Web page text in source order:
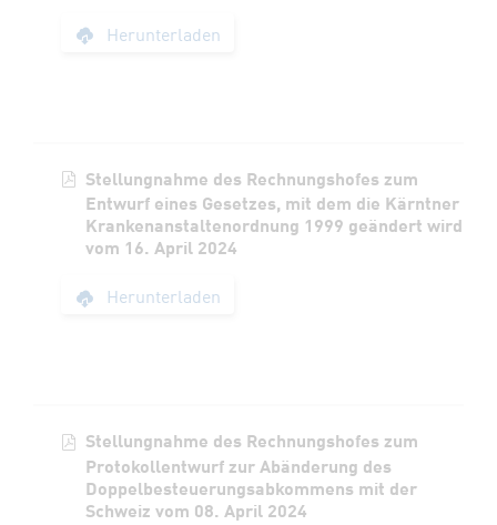
Stellungnahme
Herunterladen
Stellungnahme des Rechnungshofes zum
Entwurf eines Gesetzes, mit dem die Kärntner
Krankenanstaltenordnung 1999 geändert wird
vom 16. April 2024
Stellungnahme
Herunterladen
Stellungnahme des Rechnungshofes zum
Protokollentwurf zur Abänderung des
Doppelbesteuerungsabkommens mit der
Schweiz vom 08. April 2024